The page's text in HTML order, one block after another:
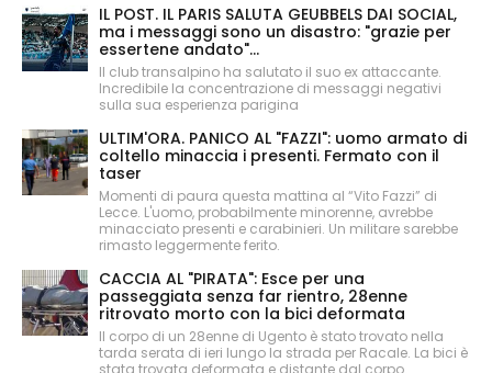
IL POST. IL PARIS SALUTA GEUBBELS DAI SOCIAL,
ma i messaggi sono un disastro: "grazie per
essertene andato"...
Il club transalpino ha salutato il suo ex attaccante.
Incredibile la concentrazione di messaggi negativi
sulla sua esperienza parigina
ULTIM'ORA. PANICO AL "FAZZI": uomo armato di
coltello minaccia i presenti. Fermato con il
taser
Momenti di paura questa mattina al “Vito Fazzi” di
Lecce. L'uomo, probabilmente minorenne, avrebbe
minacciato presenti e carabinieri. Un militare sarebbe
rimasto leggermente ferito.
CACCIA AL "PIRATA": Esce per una
passeggiata senza far rientro, 28enne
ritrovato morto con la bici deformata
Il corpo di un 28enne di Ugento è stato trovato nella
tarda serata di ieri lungo la strada per Racale. La bici è
stata trovata deformata e distante dal corpo.